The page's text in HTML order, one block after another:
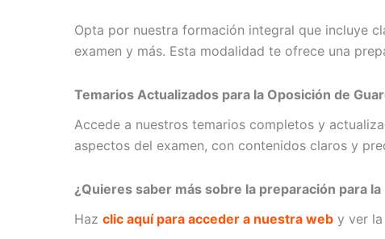
Opta por nuestra formación integral que incluye
examen y más. Esta modalidad te ofrece una
Temarios Actualizados para la Oposición de
Accede a nuestros temarios completos y
aspectos del examen, con contenidos claros y
¿Quieres saber más sobre la preparación para
Haz clic aquí para acceder a nuestra web y ver